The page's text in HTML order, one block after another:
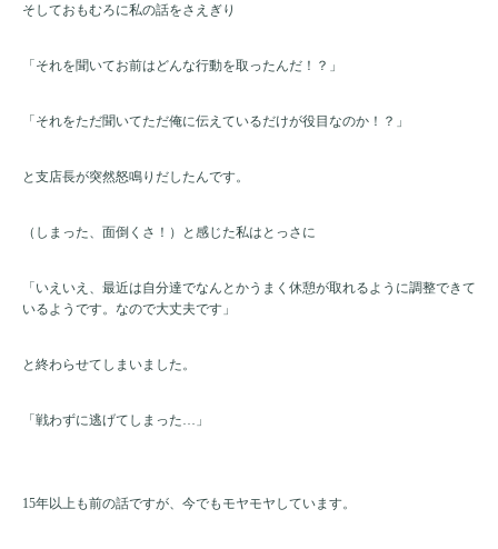
そしておもむろに私の話をさえぎり
「それを聞いてお前はどんな行動を取ったんだ ！？」
「それをただ聞いてただ俺に伝えているだけが役目なのか！？」
と支店長が突然怒鳴りだしたんです。
（しまった、面倒くさ！）と感じた私はとっさに
「いえいえ、最近は自分達でなんとかうまく休憩が取れるように調整できて
いるようです。なので大丈夫です」
と終わらせてしまいました。
「戦わずに逃げてしまった…」
15年以上も前の話ですが、今でもモヤモヤしています。